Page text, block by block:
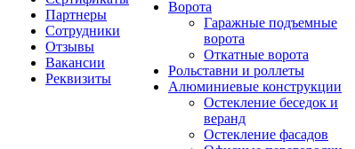
Партнеры
Сотрудники
Отзывы
Вакансии
Реквизиты
Ворота
Гаражные подъемные
ворота
Откатные ворота
Рольставни и роллеты
Алюминиевые конструкции
Остекление беседок и
веранд
Остекление фасадов